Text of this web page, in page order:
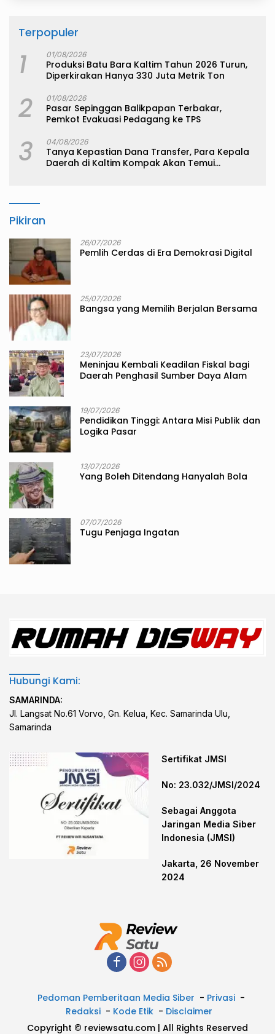
Terpopuler
1 01/08/2026
Produksi Batu Bara Kaltim Tahun 2026 Turun,
Diperkirakan Hanya 330 Juta Metrik Ton
2 01/08/2026
Pasar Sepinggan Balikpapan Terbakar,
Pemkot Evakuasi Pedagang ke TPS
3 04/08/2026
Tanya Kepastian Dana Transfer, Para Kepala
Daerah di Kaltim Kompak Akan Temui
Pikiran
26/07/2026
Pemlih Cerdas di Era Demokrasi Digital
25/07/2026
Bangsa yang Memilih Berjalan Bersama
23/07/2026
Meninjau Kembali Keadilan Fiskal bagi
Daerah Penghasil Sumber Daya Alam
19/07/2026
Pendidikan Tinggi: Antara Misi Publik dan
Logika Pasar
13/07/2026
Yang Boleh Ditendang Hanyalah Bola
07/07/2026
Tugu Penjaga Ingatan
Hubungi Kami:
SAMARINDA:
Jl. Langsat No.61 Vorvo, Gn. Kelua, Kec. Samarinda Ulu,
Samarinda
Sertifikat JMSI
No: 23.032/JMSI/2024
Sebagai Anggota
Jaringan Media Siber
Indonesia (JMSI)
Jakarta, 26 November
2024
Pedoman Pemberitaan Media Siber
Privasi
Redaksi
Kode Etik
Disclaimer
Copyright © reviewsatu.com | All Rights Reserved